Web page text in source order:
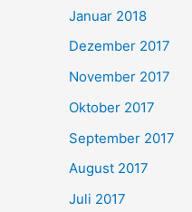
Januar 2018
Dezember 2017
November 2017
Oktober 2017
September 2017
August 2017
Juli 2017